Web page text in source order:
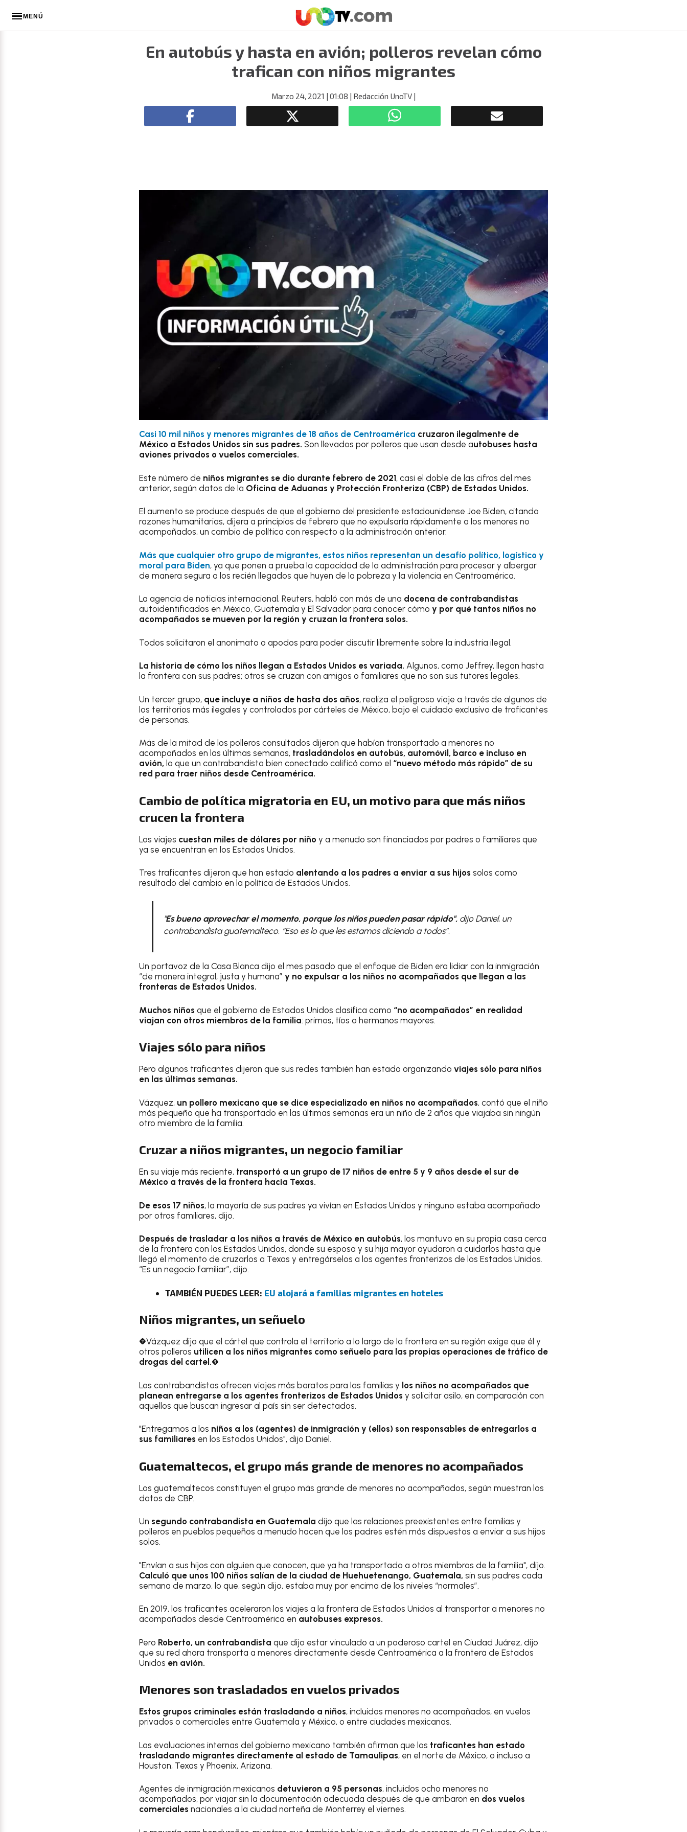
MENÚ
En autobús y hasta en avión; polleros revelan cómo
trafican con niños migrantes
Marzo 24, 2021 | 01:08 | Redacción UnoTV |
Casi 10 mil niños y menores migrantes de 18 años de Centroamérica cruzaron ilegalmente de
México a Estados Unidos sin sus padres. Son llevados por polleros que usan desde autobuses hasta
aviones privados o vuelos comerciales.
Este número de niños migrantes se dio durante febrero de 2021, casi el doble de las cifras del mes
anterior, según datos de la Oficina de Aduanas y Protección Fronteriza (CBP) de Estados Unidos.
El aumento se produce después de que el gobierno del presidente estadounidense Joe Biden, citando
razones humanitarias, dijera a principios de febrero que no expulsaría rápidamente a los menores no
acompañados, un cambio de política con respecto a la administración anterior.
Más que cualquier otro grupo de migrantes, estos niños representan un desafío político, logístico y
moral para Biden, ya que ponen a prueba la capacidad de la administración para procesar y albergar
de manera segura a los recién llegados que huyen de la pobreza y la violencia en Centroamérica.
La agencia de noticias internacional, Reuters, habló con más de una docena de contrabandistas
autoidentificados en México, Guatemala y El Salvador para conocer cómo y por qué tantos niños no
acompañados se mueven por la región y cruzan la frontera solos.
Todos solicitaron el anonimato o apodos para poder discutir libremente sobre la industria ilegal.
La historia de cómo los niños llegan a Estados Unidos es variada. Algunos, como Jeffrey, llegan hasta
la frontera con sus padres; otros se cruzan con amigos o familiares que no son sus tutores legales.
Un tercer grupo, que incluye a niños de hasta dos años, realiza el peligroso viaje a través de algunos de
los territorios más ilegales y controlados por cárteles de México, bajo el cuidado exclusivo de traficantes
de personas.
Más de la mitad de los polleros consultados dijeron que habían transportado a menores no
acompañados en las últimas semanas, trasladándolos en autobús, automóvil, barco e incluso en
avión, lo que un contrabandista bien conectado calificó como el “nuevo método más rápido” de su
red para traer niños desde Centroamérica.
Cambio de política migratoria en EU, un motivo para que más niños
crucen la frontera
Los viajes cuestan miles de dólares por niño y a menudo son financiados por padres o familiares que
ya se encuentran en los Estados Unidos.
Tres traficantes dijeron que han estado alentando a los padres a enviar a sus hijos solos como
resultado del cambio en la política de Estados Unidos.
"Es bueno aprovechar el momento, porque los niños pueden pasar rápido", dijo Daniel, un
contrabandista guatemalteco. “Eso es lo que les estamos diciendo a todos”.
Un portavoz de la Casa Blanca dijo el mes pasado que el enfoque de Biden era lidiar con la inmigración
“de manera integral, justa y humana” y no expulsar a los niños no acompañados que llegan a las
fronteras de Estados Unidos.
Muchos niños que el gobierno de Estados Unidos clasifica como “no acompañados” en realidad
viajan con otros miembros de la familia: primos, tíos o hermanos mayores.
Viajes sólo para niños
Pero algunos traficantes dijeron que sus redes también han estado organizando viajes sólo para niños
en las últimas semanas.
Vázquez, un pollero mexicano que se dice especializado en niños no acompañados, contó que el niño
más pequeño que ha transportado en las últimas semanas era un niño de 2 años que viajaba sin ningún
otro miembro de la familia.
Cruzar a niños migrantes, un negocio familiar
En su viaje más reciente, transportó a un grupo de 17 niños de entre 5 y 9 años desde el sur de
México a través de la frontera hacia Texas.
De esos 17 niños, la mayoría de sus padres ya vivían en Estados Unidos y ninguno estaba acompañado
por otros familiares, dijo.
Después de trasladar a los niños a través de México en autobús, los mantuvo en su propia casa cerca
de la frontera con los Estados Unidos, donde su esposa y su hija mayor ayudaron a cuidarlos hasta que
llegó el momento de cruzarlos a Texas y entregárselos a los agentes fronterizos de los Estados Unidos.
“Es un negocio familiar”, dijo.
TAMBIÉN PUEDES LEER: EU alojará a familias migrantes en hoteles
Niños migrantes, un señuelo
�Vázquez dijo que el cártel que controla el territorio a lo largo de la frontera en su región exige que él y
otros polleros utilicen a los niños migrantes como señuelo para las propias operaciones de tráfico de
drogas del cartel.�
Los contrabandistas ofrecen viajes más baratos para las familias y los niños no acompañados que
planean entregarse a los agentes fronterizos de Estados Unidos y solicitar asilo, en comparación con
aquellos que buscan ingresar al país sin ser detectados.
"Entregamos a los niños a los (agentes) de inmigración y (ellos) son responsables de entregarlos a
sus familiares en los Estados Unidos", dijo Daniel.
Guatemaltecos, el grupo más grande de menores no acompañados
Los guatemaltecos constituyen el grupo más grande de menores no acompañados, según muestran los
datos de CBP.
Un segundo contrabandista en Guatemala dijo que las relaciones preexistentes entre familias y
polleros en pueblos pequeños a menudo hacen que los padres estén más dispuestos a enviar a sus hijos
solos.
"Envían a sus hijos con alguien que conocen, que ya ha transportado a otros miembros de la familia", dijo.
Calculó que unos 100 niños salían de la ciudad de Huehuetenango, Guatemala, sin sus padres cada
semana de marzo, lo que, según dijo, estaba muy por encima de los niveles “normales”.
En 2019, los traficantes aceleraron los viajes a la frontera de Estados Unidos al transportar a menores no
acompañados desde Centroamérica en autobuses expresos.
Pero Roberto, un contrabandista que dijo estar vinculado a un poderoso cartel en Ciudad Juárez, dijo
que su red ahora transporta a menores directamente desde Centroamérica a la frontera de Estados
Unidos en avión.
Menores son trasladados en vuelos privados
Estos grupos criminales están trasladando a niños, incluidos menores no acompañados, en vuelos
privados o comerciales entre Guatemala y México, o entre ciudades mexicanas.
Las evaluaciones internas del gobierno mexicano también afirman que los traficantes han estado
trasladando migrantes directamente al estado de Tamaulipas, en el norte de México, o incluso a
Houston, Texas y Phoenix, Arizona.
Agentes de inmigración mexicanos detuvieron a 95 personas, incluidos ocho menores no
acompañados, por viajar sin la documentación adecuada después de que arribaron en dos vuelos
comerciales nacionales a la ciudad norteña de Monterrey el viernes.